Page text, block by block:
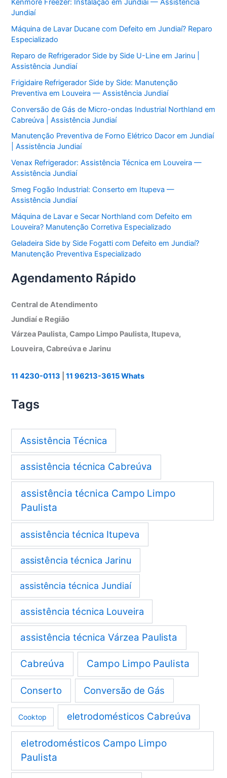
Kenmore Freezer: Instalação em Jundiaí — Assistência
Jundiaí
Máquina de Lavar Ducane com Defeito em Jundiaí? Reparo
Especializado
Reparo de Refrigerador Side by Side U-Line em Jarinu |
Assistência Jundiaí
Frigidaire Refrigerador Side by Side: Manutenção
Preventiva em Louveira — Assistência Jundiaí
Conversão de Gás de Micro-ondas Industrial Northland em
Cabreúva | Assistência Jundiaí
Manutenção Preventiva de Forno Elétrico Dacor em Jundiaí
| Assistência Jundiaí
Venax Refrigerador: Assistência Técnica em Louveira —
Assistência Jundiaí
Smeg Fogão Industrial: Conserto em Itupeva —
Assistência Jundiaí
Máquina de Lavar e Secar Northland com Defeito em
Louveira? Manutenção Corretiva Especializado
Geladeira Side by Side Fogatti com Defeito em Jundiaí?
Manutenção Preventiva Especializado
Agendamento Rápido
Central de Atendimento
Jundiaí e Região
Várzea Paulista, Campo Limpo Paulista, Itupeva,
Louveira, Cabreúva e Jarinu
11 4230-0113 |11 96213-3615 Whats
Tags
Assistência Técnica
assistência técnica Cabreúva
assistência técnica Campo Limpo
Paulista
assistência técnica Itupeva
assistência técnica Jarinu
assistência técnica Jundiaí
assistência técnica Louveira
assistência técnica Várzea Paulista
Cabreúva Campo Limpo Paulista
Conserto Conversão de Gás
Cooktop eletrodomésticos Cabreúva
eletrodomésticos Campo Limpo
Paulista